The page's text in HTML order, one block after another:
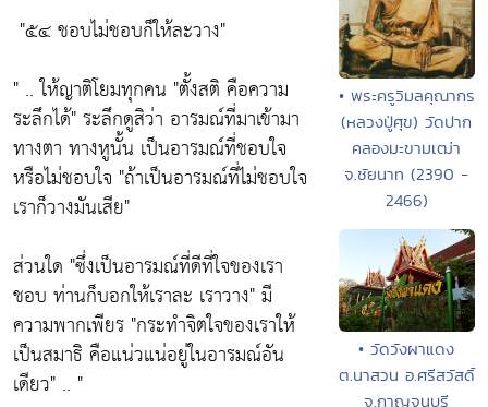
"๕๔ ชอบไม่ชอบก็ให้ละวาง"
" .. ให้ญาติโยมทุกคน "ตั้งสติ คือความ
ระลึกได้"ระลึกดูสิว่า อารมณ์ที่มาเข้ามา
ทางตา ทางหูนั้น เป็นอารมณ์ที่ชอบใจ
หรือไม่ชอบใจ "ถ้าเป็นอารมณ์ที่ไม่ชอบใจ
เราก็วางมันเสีย"
ส่วนใด "ซึ่งเป็นอารมณ์ที่ดีที่ใจของเรา
ชอบ ท่านก็บอกให้เราละ เราวาง"มี
ความพากเพียร "กระทำจิตใจของเราให้
เป็นสมาธิ คือแน่วแน่อยู่ในอารมณ์อัน
เดียว" .. "
• พระครูวิมลคุณากร
(หลวงปู่ศุข) วัดปาก
คลองมะขามเฒ่า
จ.ชัยนาท (2390 -
2466)
• วัดวังผาแดง
ต.นาสวน อ.ศรีสวัสดิ์
จ.กาญจนบุรี